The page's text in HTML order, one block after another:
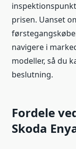
prisen. Uanset
navigere i
modeller, så du
beslutning.
Fordele
Skoda